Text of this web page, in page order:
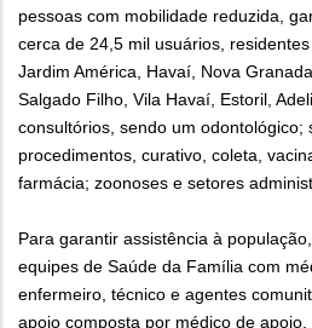
pessoas com mobilidade reduzida,
cerca de 24,5 mil usuários,
Jardim América, Havaí, Nova
Salgado Filho, Vila Havaí, Estoril,
consultórios, sendo um odontológico;
procedimentos, curativo, coleta,
farmácia; zoonoses e setores
Para garantir assistência à
equipes de Saúde da Família com
enfermeiro, técnico e agentes
apoio composta por médico de